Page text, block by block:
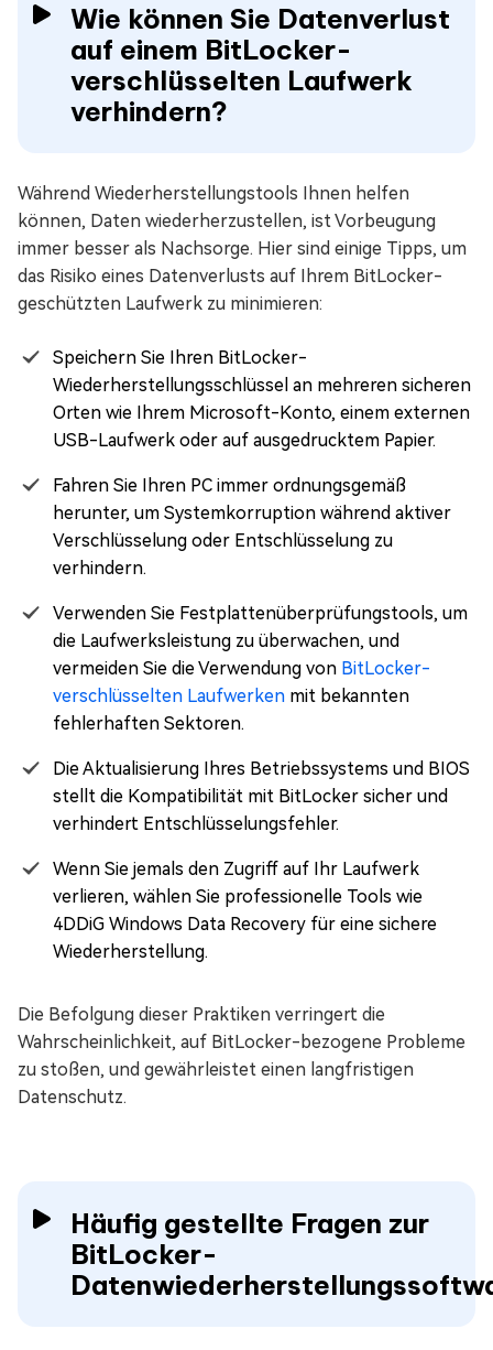
Wie können Sie Datenverlust
auf einem BitLocker-
verschlüsselten Laufwerk
verhindern?
Während Wiederherstellungstools Ihnen helfen
können, Daten wiederherzustellen, ist Vorbeugung
immer besser als Nachsorge. Hier sind einige Tipps, um
das Risiko eines Datenverlusts auf Ihrem BitLocker-
geschützten Laufwerk zu minimieren:
Speichern Sie Ihren BitLocker-
Wiederherstellungsschlüssel an mehreren sicheren
Orten wie Ihrem Microsoft-Konto, einem externen
USB-Laufwerk oder auf ausgedrucktem Papier.
Fahren Sie Ihren PC immer ordnungsgemäß
herunter, um Systemkorruption während aktiver
Verschlüsselung oder Entschlüsselung zu
verhindern.
Verwenden Sie Festplattenüberprüfungstools, um
die Laufwerksleistung zu überwachen, und
vermeiden Sie die Verwendung von BitLocker-
verschlüsselten Laufwerken mit bekannten
fehlerhaften Sektoren.
Die Aktualisierung Ihres Betriebssystems und BIOS
stellt die Kompatibilität mit BitLocker sicher und
verhindert Entschlüsselungsfehler.
Wenn Sie jemals den Zugriff auf Ihr Laufwerk
verlieren, wählen Sie professionelle Tools wie
4DDiG Windows Data Recovery für eine sichere
Wiederherstellung.
Die Befolgung dieser Praktiken verringert die
Wahrscheinlichkeit, auf BitLocker-bezogene Probleme
zu stoßen, und gewährleistet einen langfristigen
Datenschutz.
Häufig gestellte Fragen zur
BitLocker-